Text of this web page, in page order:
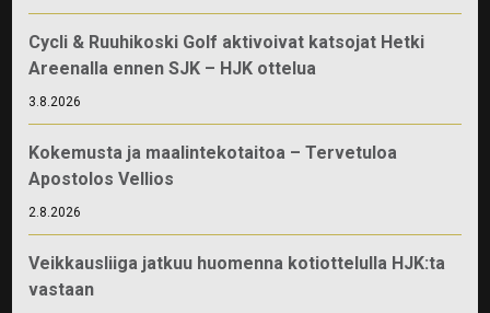
Cycli & Ruuhikoski Golf aktivoivat katsojat Hetki
Areenalla ennen SJK – HJK ottelua
3.8.2026
Kokemusta ja maalintekotaitoa – Tervetuloa
Apostolos Vellios
2.8.2026
Veikkausliiga jatkuu huomenna kotiottelulla HJK:ta
vastaan